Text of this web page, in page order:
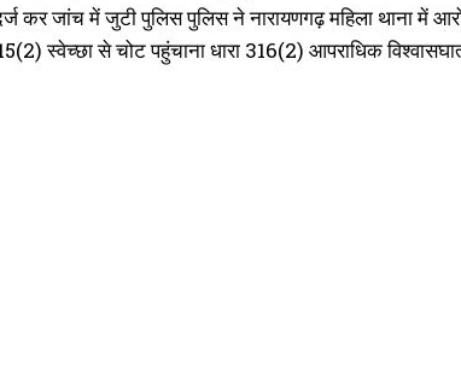
कर जांच में जुटी पुलिस पुलिस ने नारायणगढ़ महिला थाना में
स्वेच्छा से चोट पहुंचाना धारा 316(2) आपराधिक